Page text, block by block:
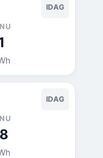
IDAG
IDAG